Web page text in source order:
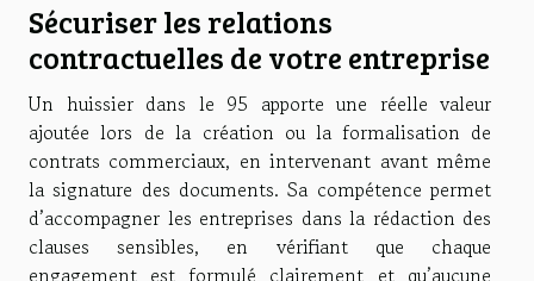
Sécuriser les relations
contractuelles de votre entreprise
Un huissier dans le 95 apporte une réelle valeur
ajoutée lors de la création ou la formalisation de
contrats commerciaux, en intervenant avant même
la signature des documents. Sa compétence permet
d’accompagner les entreprises dans la rédaction des
clauses sensibles, en vérifiant que chaque